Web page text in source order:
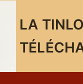
LA